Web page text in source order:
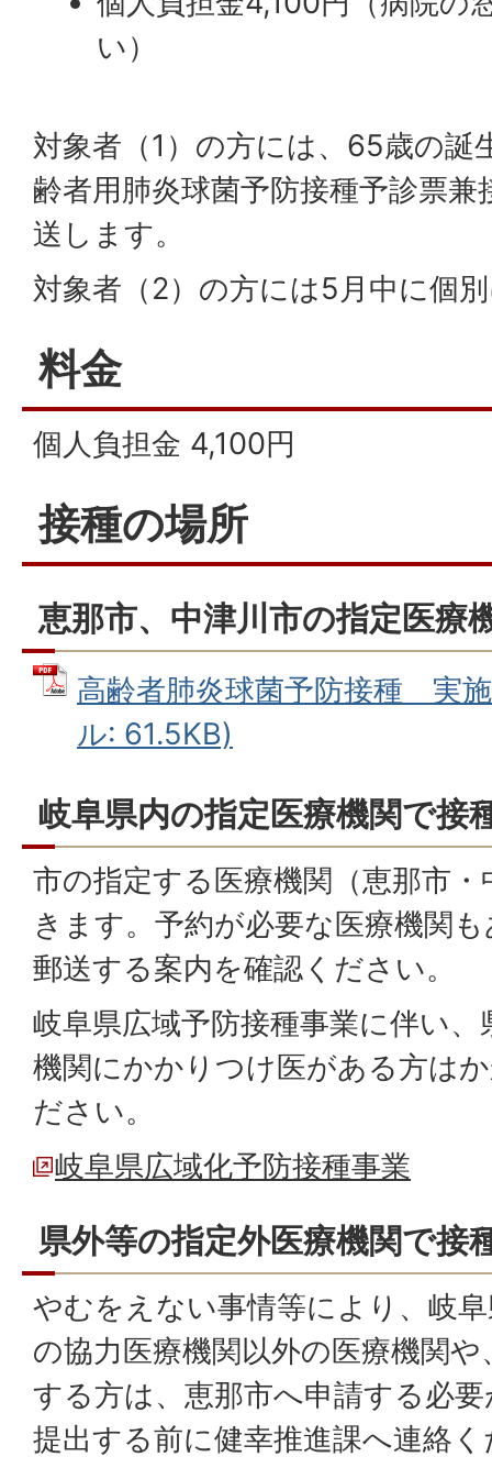
い）
対象者（1）の方には、65歳の誕
齢者用肺炎球菌予防接種予診票
送します。
対象者（2）の方には5月中に個
料金
個人負担金 4,100円
接種の場所
恵那市、中津川市の指定医療
高齢者肺炎球菌予防接種 実
ル: 61.5KB)
岐阜県内の指定医療機関で接
市の指定する医療機関（恵那市
きます。予約が必要な医療機関
郵送する案内を確認ください。
岐阜県広域予防接種事業に伴い
機関にかかりつけ医がある方は
ださい。
岐阜県広域化予防接種事業
県外等の指定外医療機関で接
やむをえない事情等により、岐
の協力医療機関以外の医療機関
する方は、恵那市へ申請する必
提出する前に健幸推進課へ連絡